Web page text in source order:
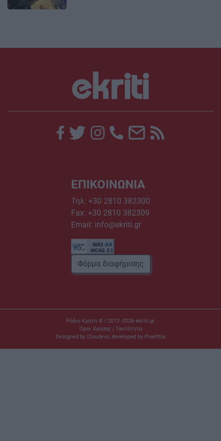
ΕΠΙΚΟΙΝΩΝΙΑ
Τηλ: +30 2810 382300
Fax: +30 2810 382309
Email: info@ekriti.gr
Φόρμα διαφήμισης
Ράδιο Κρήτη © | 2013 -2026 ekriti.gr
Όροι Χρήσης | Ταυτότητα
Designed by Cloudevo, developed by Pixelthis